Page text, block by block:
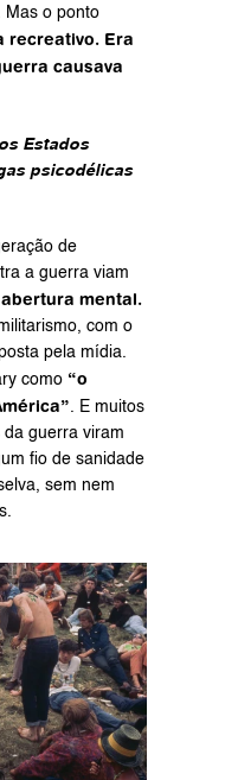
Mas o ponto
recreativo. Era
causava
Estados
psicodélicas
de
a guerra viam
mental.
com o
pela mídia.
como “o
. E muitos
guerra viram
fio de sanidade
sem nem